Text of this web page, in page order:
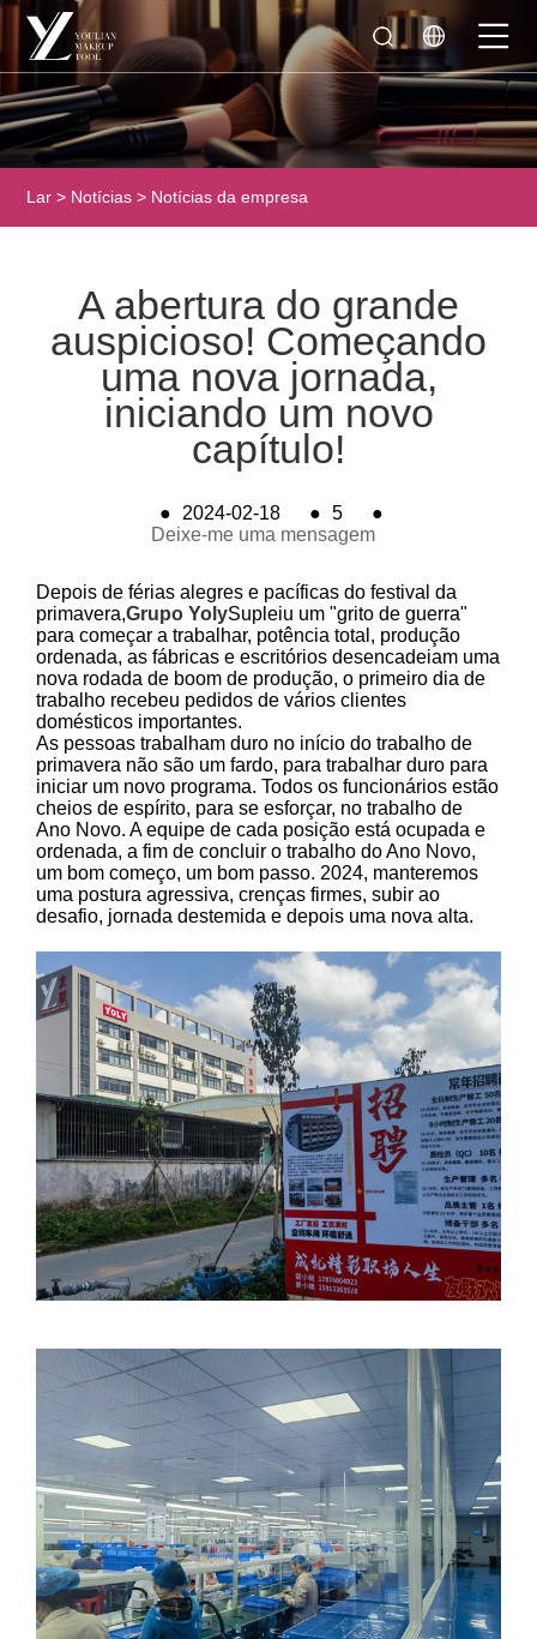
Lar > Notícias > Notícias da empresa
A abertura do grande
auspicioso! Começando
uma nova jornada,
iniciando um novo
capítulo!
● 2024-02-18 ● 5
●
Deixe-me uma mensagem
Depois de férias alegres e pacíficas do festival da
primavera,Grupo YolySupleiu um "grito de guerra"
para começar a trabalhar, potência total, produção
ordenada, as fábricas e escritórios desencadeiam uma
nova rodada de boom de produção, o primeiro dia de
trabalho recebeu pedidos de vários clientes
domésticos importantes.
As pessoas trabalham duro no início do trabalho de
primavera não são um fardo, para trabalhar duro para
iniciar um novo programa. Todos os funcionários estão
cheios de espírito, para se esforçar, no trabalho de
Ano Novo. A equipe de cada posição está ocupada e
ordenada, a fim de concluir o trabalho do Ano Novo,
um bom começo, um bom passo. 2024, manteremos
uma postura agressiva, crenças firmes, subir ao
desafio, jornada destemida e depois uma nova alta.